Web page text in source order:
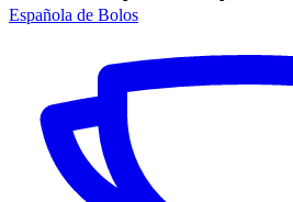
Española de Bolos